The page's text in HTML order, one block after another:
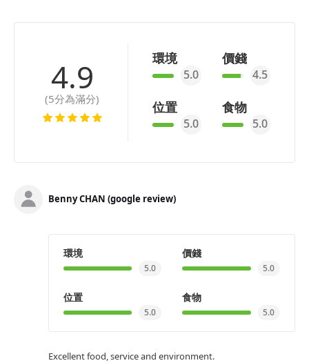
4.9
(5分為滿分)
環境
5.0
價錢
4.5
位置
5.0
食物
5.0
Benny CHAN (google review)
環境
5.0
價錢
5.0
位置
5.0
食物
5.0
Excellent food, service and environment.